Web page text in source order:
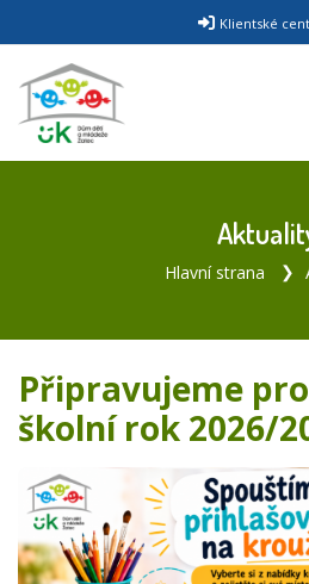
Klientské
Hlavní strana
Připravujeme
školní rok 2026/